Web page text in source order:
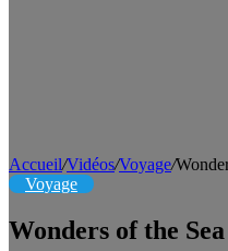
Accueil/Vidéos/Voyage/
Voyage
Wonders of the